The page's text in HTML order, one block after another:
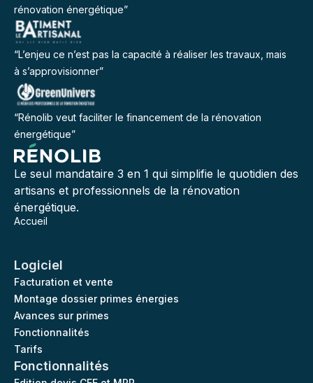
rénovation énergétique”
“L’enjeu ce n’est pas la capacité à réaliser les travaux, mais
à s’approvisionner”
“Rénolib veut faciliter le financement de la rénovation
énergétique”
Le seul mandataire 3 en 1 qui simplifie le quotidien des
artisans et professionnels de la rénovation
énergétique.
Accueil
Logiciel
Facturation et vente
Montage dossier primes énergies
Avances sur primes
Fonctionnalités
Tarifs
Fonctionnalités